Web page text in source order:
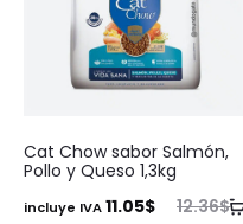
Cat Chow sabor Salmón,
Pollo y Queso 1,3kg
12.36$
El
11.05$
El
incluye IVA